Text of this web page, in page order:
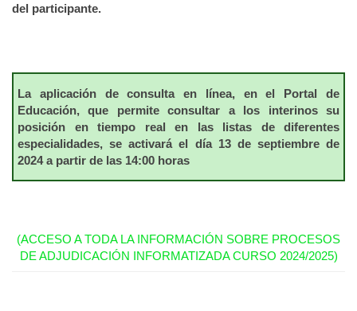
del participante.
La aplicación de consulta en línea, en el Portal de
Educación, que permite consultar a los interinos su
posición en tiempo real en las listas de diferentes
especialidades, se activará el día 13 de septiembre de
2024 a partir de las 14:00 horas
(ACCESO A TODA LA INFORMACIÓN SOBRE PROCESOS
DE ADJUDICACIÓN INFORMATIZADA CURSO 2024/2025)